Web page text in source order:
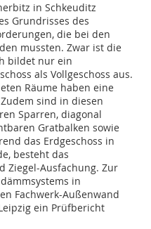
in Schkeuditz
Grundrisses des
die bei den
mussten. Zwar ist die
bildet nur ein
als Vollgeschoss aus.
Räume haben eine
sind in diesen
Sparren, diagonal
Gratbalken sowie
das Erdgeschoss in
besteht das
Ziegel-Ausfachung. Zur
in
Fachwerk-Außenwand
ein Prüfbericht